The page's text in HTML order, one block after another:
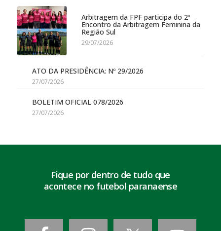
Arbitragem da FPF participa do 2º
Encontro da Arbitragem Feminina da
Região Sul
29/07/2026
ATO DA PRESIDÊNCIA: Nº 29/2026
27/07/2026
BOLETIM OFICIAL 078/2026
27/07/2026
Fique por dentro de tudo que
acontece no futebol paranaense